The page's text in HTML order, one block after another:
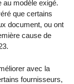
au modèle exigé.
que certains
document, ou ont
cause de
avec la
fournisseurs,